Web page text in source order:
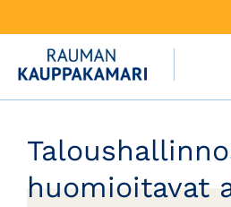
huomioitavat